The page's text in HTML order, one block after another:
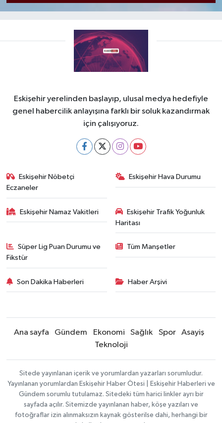
Eskişehir yerelinden başlayıp, ulusal medya hedefiyle
genel habercilik anlayışına farklı bir soluk kazandırmak
için çalışıyoruz.
Eskişehir Nöbetçi
Eczaneler
Eskişehir Hava Durumu
Eskişehir Namaz Vakitleri
Eskişehir Trafik Yoğunluk
Haritası
Süper Lig Puan Durumu ve
Fikstür
Tüm Manşetler
Son Dakika Haberleri Haber Arşivi
Ana sayfa Gündem Ekonomi Sağlık Spor
Asayiş
Teknoloji
Sitede yayınlanan içerik ve yorumlardan yazarları sorumludur.
Yayınlanan yorumlardan Eskişehir Haber Ötesi | Eskişehir Haberleri ve
Gündem sorumlu tutulamaz. Sitedeki tüm harici linkler ayrı bir
sayfada açılır. Sitemizde yayınlanan haber, köşe yazıları ve
fotoğraflar izin alınmaksızın kaynak gösterilse dahi, herhangi bir